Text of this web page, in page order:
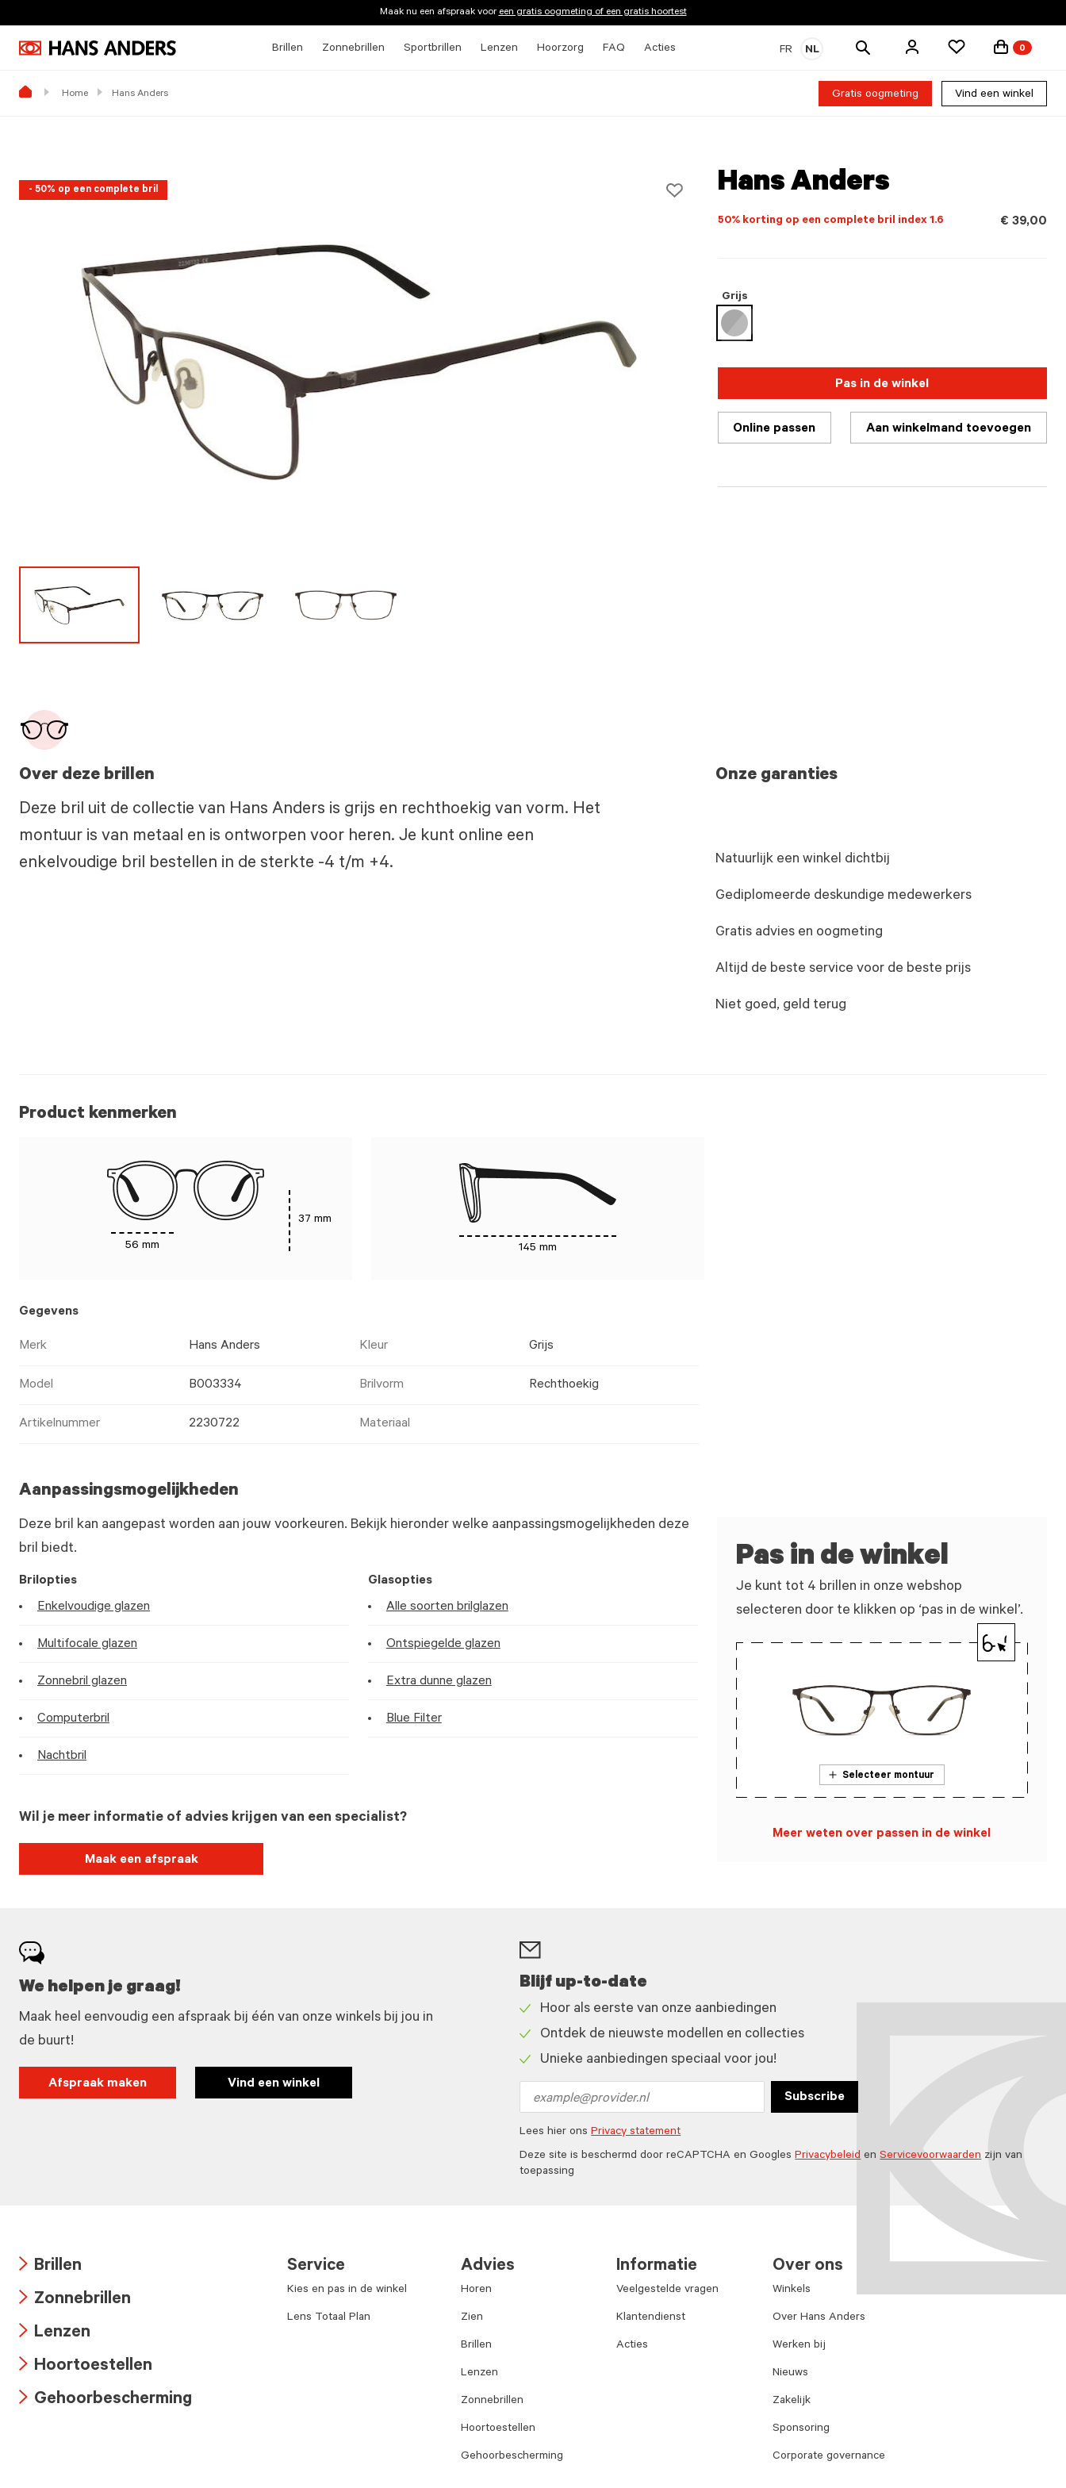
Maak nu een afspraak vooreen gratis oogmeting of een gratis hoortest
Brillen Zonnebrillen Sportbrillen Lenzen Hoorzorg FAQ Acties FR NL
Zoek
0
Home Hans Anders Gratis oogmeting Vind een winkel
- 50% op een complete bril Hans Anders
50% korting op een complete bril index 1.6 € 39,00
Grijs
geselecteerd
Pas in de winkel
Online passen Aan winkelmand toevoegen
Over deze brillen
Deze bril uit de collectie van Hans Anders is grijs en rechthoekig van vorm. Het
montuur is van metaal en is ontworpen voor heren. Je kunt online een
enkelvoudige bril bestellen in de sterkte -4 t/m +4.
Onze garanties
Natuurlijk een winkel dichtbij
Gediplomeerde deskundige medewerkers
Gratis advies en oogmeting
Altijd de beste service voor de beste prijs
Niet goed, geld terug
Product kenmerken
56 mm
37 mm
145 mm
Gegevens
Merk Hans Anders Kleur Grijs
Model B003334 Brilvorm Rechthoekig
Artikelnummer 2230722 Materiaal
Aanpassingsmogelijkheden
Deze bril kan aangepast worden aan jouw voorkeuren. Bekijk hieronder welke aanpassingsmogelijkheden deze
bril biedt.
Brilopties
Enkelvoudige glazen
Multifocale glazen
Zonnebril glazen
Computerbril
Nachtbril
Glasopties
Alle soorten brilglazen
Ontspiegelde glazen
Extra dunne glazen
Blue Filter
Wil je meer informatie of advies krijgen van een specialist?
Maak een afspraak
Pas in de winkel
Je kunt tot 4 brillen in onze webshop
selecteren door te klikken op ‘pas in de winkel’.
Selecteer montuur
Meer weten over passen in de winkel
We helpen je graag!
Maak heel eenvoudig een afspraak bij één van onze winkels bij jou in
de buurt!
Afspraak maken Vind een winkel
Blijf up-to-date
icon
Hoor als eerste van onze aanbiedingen
icon
Ontdek de nieuwste modellen en collecties
Unieke aanbiedingen speciaal voor jou!
address
Subscribe
Lees hier onsPrivacy statement
Deze site is beschermd door reCAPTCHA en GooglesPrivacybeleidenServicevoorwaardenzijn van
toepassing
icon
Brillen
icon
Zonnebrillen
icon
Lenzen
icon
Hoortoestellen
Gehoorbescherming
Service
Kies en pas in de winkel
Lens Totaal Plan
Advies
Horen
Zien
Brillen
Lenzen
Zonnebrillen
Hoortoestellen
Gehoorbescherming
Informatie
Veelgestelde vragen
Klantendienst
Acties
Over ons
Winkels
Over Hans Anders
Werken bij
Nieuws
Zakelijk
Sponsoring
Corporate governance